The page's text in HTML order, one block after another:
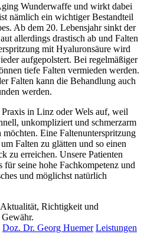
Wunderwaffe und wirkt dabei
nämlich ein wichtiger Bestandteil
Ab dem 20. Lebensjahr sinkt der
allerdings drastisch ab und Falten
mit Hyaluronsäure wird
aufgepolstert. Bei regelmäßiger
tiefe Falten vermieden werden.
Falten kann die Behandlung auch
werden.
in Linz oder Wels auf, weil
unkompliziert und schmerzarm
Eine Faltenunterspritzung
Falten zu glätten und so einen
zu erreichen. Unsere Patienten
für seine hohe Fachkompetenz und
und möglichst natürlich
Richtigkeit und
Doz. Dr. Georg Huemer Leistungen